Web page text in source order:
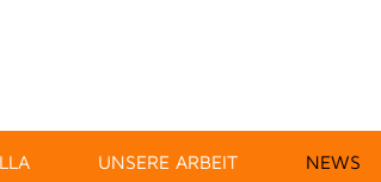
UNSERE ARBEIT NEWS